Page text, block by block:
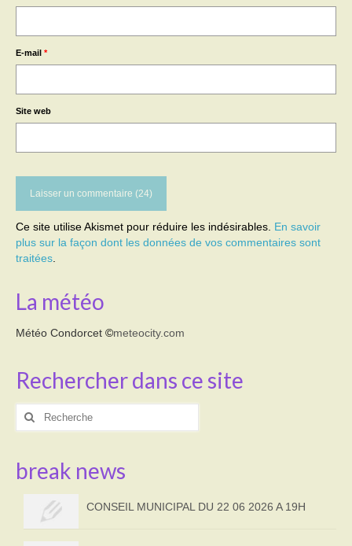
E-mail *
Site web
Ce site utilise Akismet pour réduire les indésirables. En savoir
plus sur la façon dont les données de vos commentaires sont
traitées
La météo
Météo Condorcet ©meteocity.com
Rechercher dans ce site
Rechercher
break news
CONSEIL MUNICIPAL DU 22 06 2026 A 19H